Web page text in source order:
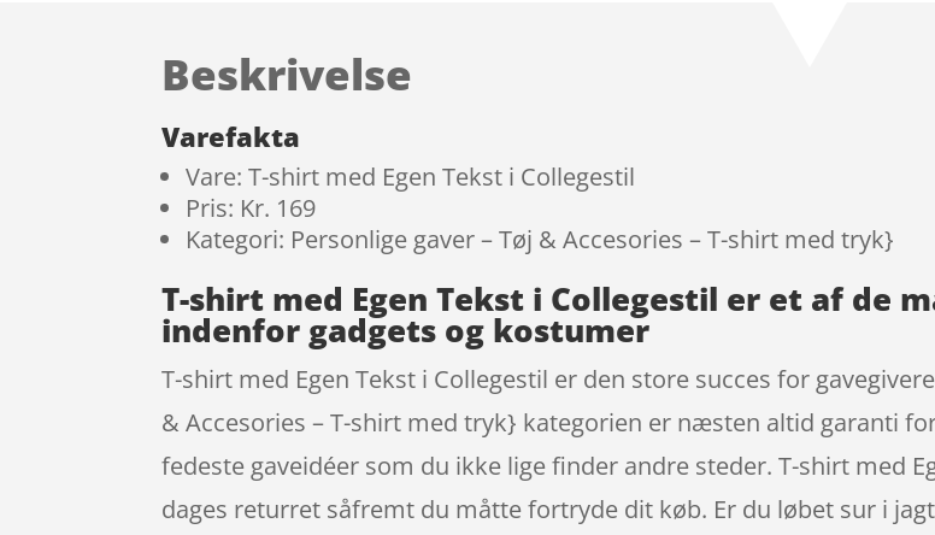
Beskrivelse
Varefakta
Vare: T-shirt med Egen Tekst i Collegestil
Pris: Kr. 169
Kategori: Personlige gaver – Tøj & Accesories – T-shirt med tryk}
T-shirt med Egen Tekst i Collegestil er et af de
indenfor gadgets og kostumer
T-shirt med Egen Tekst i Collegestil er den store succes for
& Accesories – T-shirt med tryk} kategorien er næsten altid garanti
fedeste gaveidéer som du ikke lige finder andre steder. T-shirt med
dages returret såfremt du måtte fortryde dit køb. Er du løbet sur i